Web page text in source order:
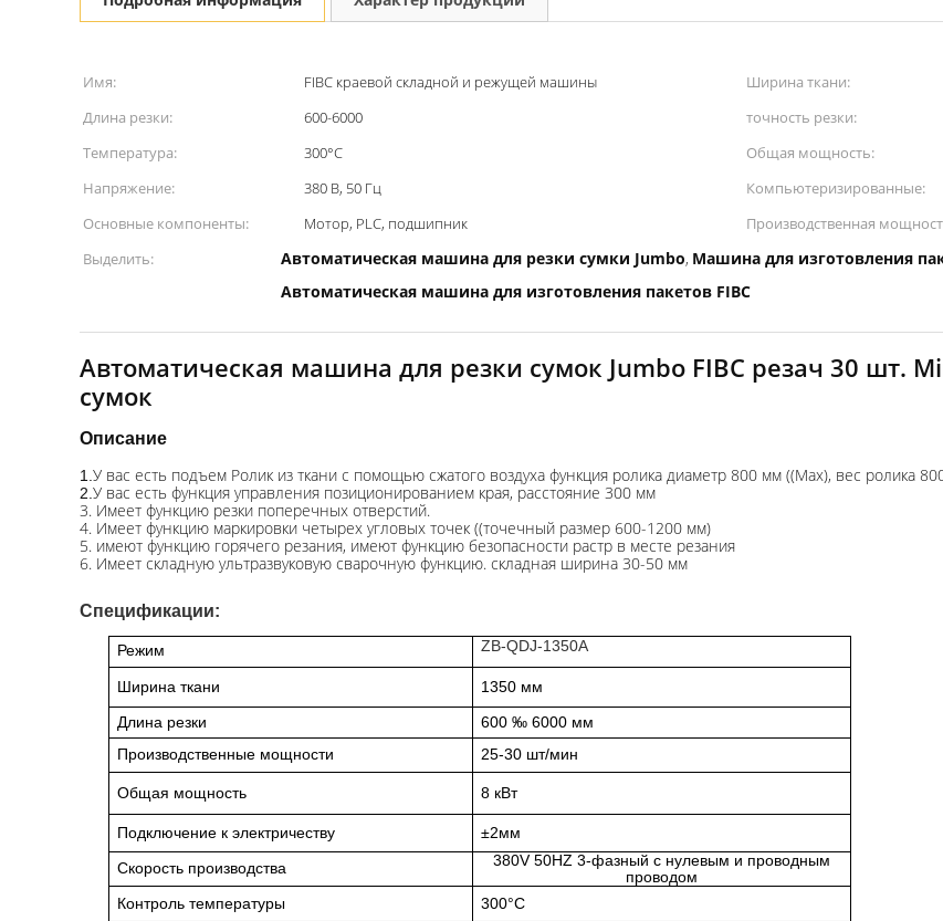
Имя: FIBC краевой складной и режущей машины Ширина ткани:
Длина резки:
600-6000 точность резки:
Температура:
300°С Общая мощность:
Напряжение:
380 В, 50 Гц Компьютеризированные:
Основные компоненты:
Мотор, PLC, подшипник Производственная
Выделить:
Автоматическая машина для резки сумки Jumbo, Машина для изготовления
Автоматическая машина для изготовления пакетов FIBC
Автоматическая машина для резки сумок Jumbo FIBC резач 30 шт.
сумок
Описание
1. У вас есть подъем Ролик из ткани с помощью сжатого воздуха функция ролика диаметр 800 мм ((Max), вес ролика
2. У вас есть функция управления позиционированием края, расстояние 300 мм
3. Имеет функцию резки поперечных отверстий.
4. Имеет функцию маркировки четырех угловых точек ((точечный размер 600-1200 мм)
5. имеют функцию горячего резания, имеют функцию безопасности растр в месте резания
6. Имеет складную ультразвуковую сварочную функцию. складная ширина 30-50 мм
Спецификации:
Режим ZB-QDJ-1350A
Ширина ткани
1350 мм
Длина резки
600 ‰ 6000 мм
Производственные мощности
25-30 шт/мин
Общая мощность 8 кВт
Подключение к электричеству ±2мм
Скорость производства
380V 50HZ 3-фазный с нулевым и проводным
проводом
Контроль температуры
300°С